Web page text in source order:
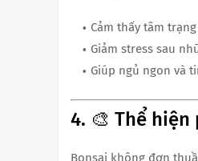
Cảm thấy tâm
Giảm stress sau
Giúp ngủ ngon và
4. 🎨 Thể hiện
Bonsai không đơn